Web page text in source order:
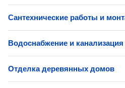
Сантехнические работы и
Водоснабжение и канализация
Отделка деревянных домов